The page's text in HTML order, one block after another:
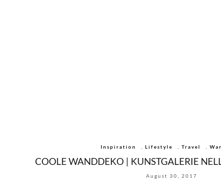
Inspiration Lifestyle Travel
COOLE WANDDEKO | KUNSTGALERIE
August 30, 2017